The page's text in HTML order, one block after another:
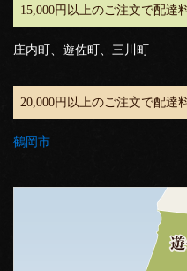
15,000円以上のご注文で配達
庄内町、遊佐町、三川町
20,000円以上のご注文で配達
鶴岡市